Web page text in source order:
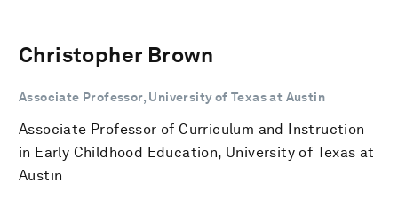
Christopher Brown
Associate Professor, University of Texas at Austin
Associate Professor of Curriculum and Instruction
in Early Childhood Education, University of Texas at
Austin